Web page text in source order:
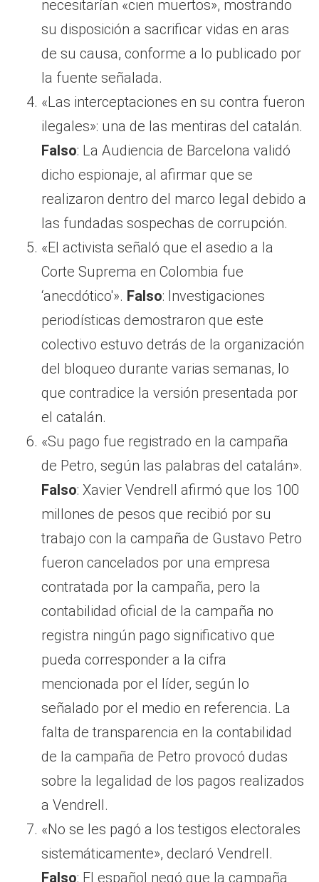
necesitarían «cien muertos», mostrando
su disposición a sacrificar vidas en aras
de su causa, conforme a lo publicado por
la fuente señalada.
«Las interceptaciones en su contra fueron
ilegales»: una de las mentiras del catalán.
Falso: La Audiencia de Barcelona validó
dicho espionaje, al afirmar que se
realizaron dentro del marco legal debido a
las fundadas sospechas de corrupción.
«El activista señaló que el asedio a la
Corte Suprema en Colombia fue
‘anecdótico'». Falso: Investigaciones
periodísticas demostraron que este
colectivo estuvo detrás de la organización
del bloqueo durante varias semanas, lo
que contradice la versión presentada por
el catalán.
«Su pago fue registrado en la campaña
de Petro, según las palabras del catalán».
Falso: Xavier Vendrell afirmó que los 100
millones de pesos que recibió por su
trabajo con la campaña de Gustavo Petro
fueron cancelados por una empresa
contratada por la campaña, pero la
contabilidad oficial de la campaña no
registra ningún pago significativo que
pueda corresponder a la cifra
mencionada por el líder, según lo
señalado por el medio en referencia. La
falta de transparencia en la contabilidad
de la campaña de Petro provocó dudas
sobre la legalidad de los pagos realizados
a Vendrell.
«No se les pagó a los testigos electorales
sistemáticamente», declaró Vendrell.
Falso: El español negó que la campaña